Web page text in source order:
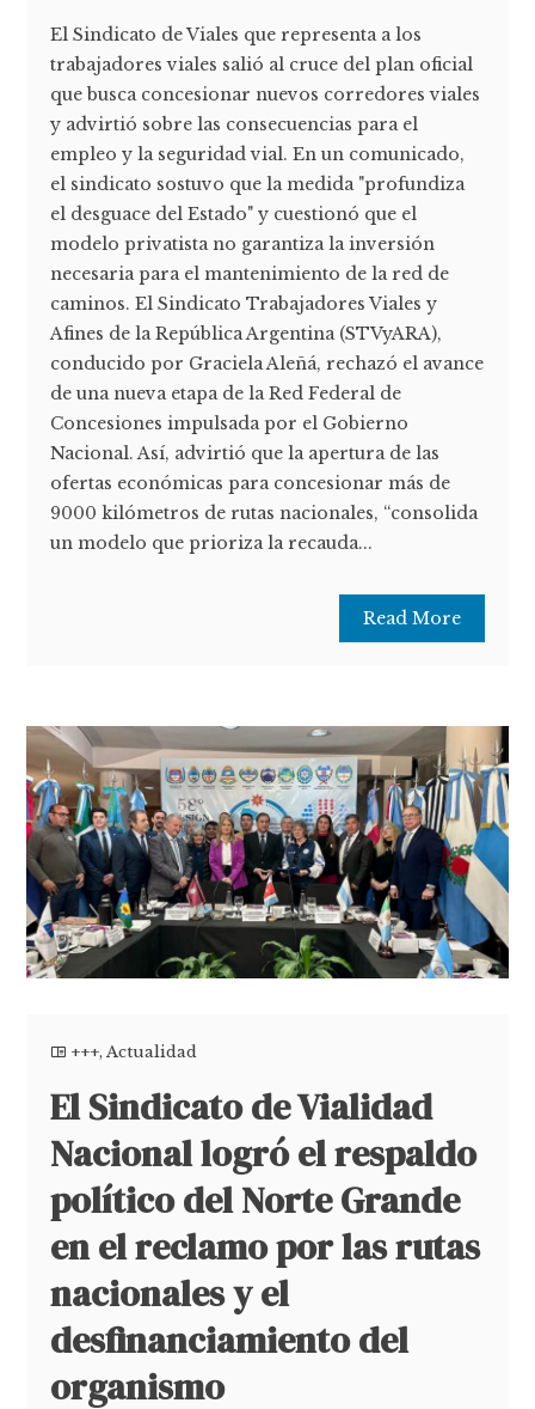
El Sindicato de Viales que representa a los
trabajadores viales salió al cruce del plan oficial
que busca concesionar nuevos corredores viales
y advirtió sobre las consecuencias para el
empleo y la seguridad vial. En un comunicado,
el sindicato sostuvo que la medida "profundiza
el desguace del Estado" y cuestionó que el
modelo privatista no garantiza la inversión
necesaria para el mantenimiento de la red de
caminos. El Sindicato Trabajadores Viales y
Afines de la República Argentina (STVyARA),
conducido por Graciela Aleñá, rechazó el avance
de una nueva etapa de la Red Federal de
Concesiones impulsada por el Gobierno
Nacional. Así, advirtió que la apertura de las
ofertas económicas para concesionar más de
9000 kilómetros de rutas nacionales, “consolida
un modelo que prioriza la recauda...
Read More
+++,Actualidad
El Sindicato de Vialidad
Nacional logró el respaldo
político del Norte Grande
en el reclamo por las rutas
nacionales y el
desfinanciamiento del
organismo